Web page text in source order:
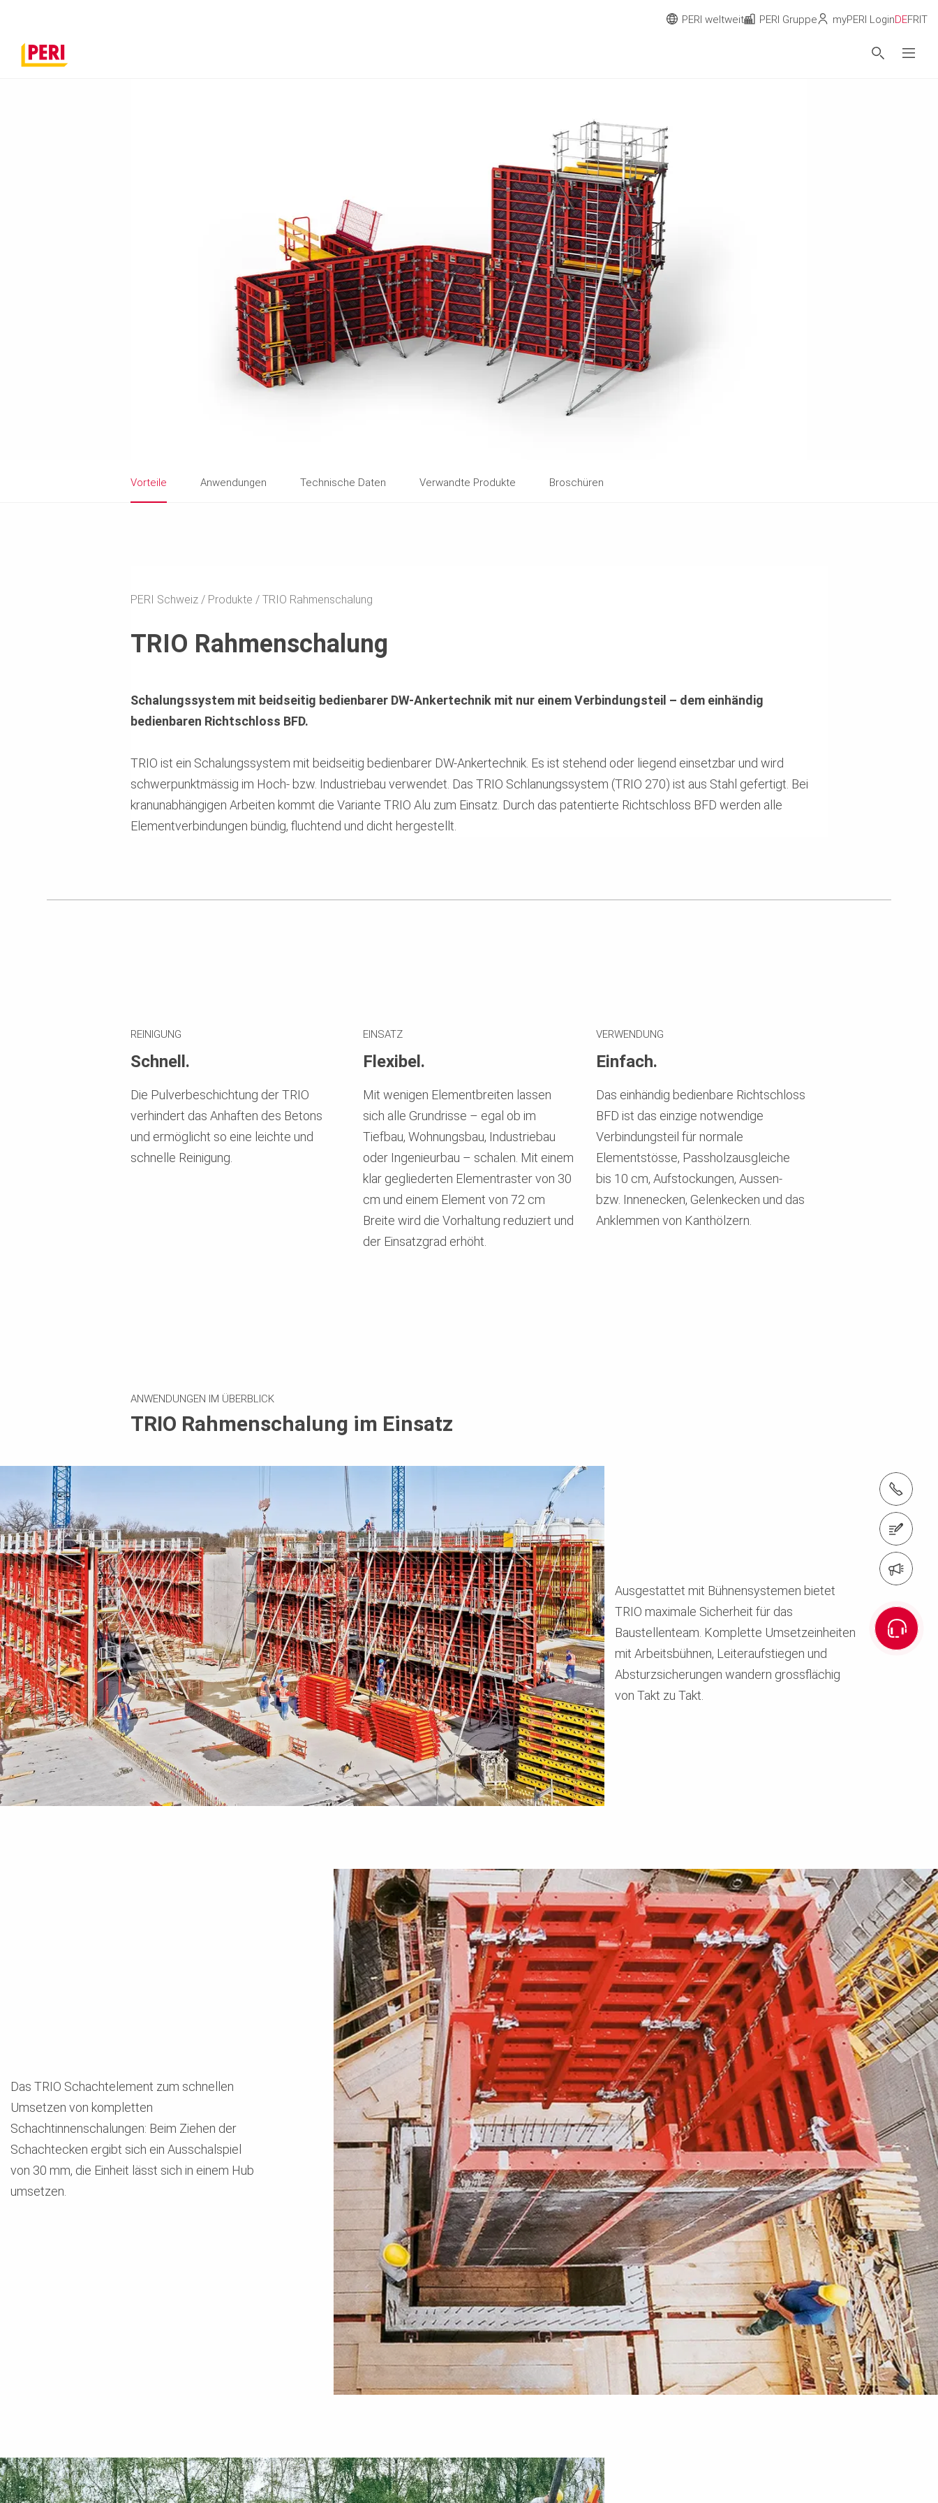
Vorteile Anwendungen Technische Daten Verwandte Produkte Broschüren
PERI Schweiz Produkte TRIO Rahmenschalung
TRIO Rahmenschalung
Schalungssystem mit beidseitig bedienbarer DW-Ankertechnik mit nur einem Verbindungsteil – dem einhändig
bedienbaren Richtschloss BFD.
TRIO ist ein Schalungssystem mit beidseitig bedienbarer DW-Ankertechnik. Es ist stehend oder liegend einsetzbar und wird
schwerpunktmässig im Hoch- bzw. Industriebau verwendet. Das TRIO Schlanungssystem (TRIO 270) ist aus Stahl gefertigt. Bei
kranunabhängigen Arbeiten kommt die Variante TRIO Alu zum Einsatz. Durch das patentierte Richtschloss BFD werden alle
Elementverbindungen bündig, fluchtend und dicht hergestellt.
REINIGUNG
Schnell.
Die Pulverbeschichtung der TRIO
verhindert das Anhaften des Betons
und ermöglicht so eine leichte und
schnelle Reinigung.
EINSATZ
Flexibel.
Mit wenigen Elementbreiten lassen
sich alle Grundrisse – egal ob im
Tiefbau, Wohnungsbau, Industriebau
oder Ingenieurbau – schalen. Mit einem
klar gegliederten Elementraster von 30
cm und einem Element von 72 cm
Breite wird die Vorhaltung reduziert und
der Einsatzgrad erhöht.
VERWENDUNG
Einfach.
Das einhändig bedienbare Richtschloss
BFD ist das einzige notwendige
Verbindungsteil für normale
Elementstösse, Passholzausgleiche
bis 10 cm, Aufstockungen, Aussen-
bzw. Innenecken, Gelenkecken und das
Anklemmen von Kanthölzern.
ANWENDUNGEN IM ÜBERBLICK
TRIO Rahmenschalung im Einsatz
Ausgestattet mit Bühnensystemen bietet
TRIO maximale Sicherheit für das
Baustellenteam. Komplette Umsetzeinheiten
mit Arbeitsbühnen, Leiteraufstiegen und
Absturzsicherungen wandern grossflächig
von Takt zu Takt.
Das TRIO Schachtelement zum schnellen
Umsetzen von kompletten
Schachtinnenschalungen: Beim Ziehen der
Schachtecken ergibt sich ein Ausschalspiel
von 30 mm, die Einheit lässt sich in einem Hub
umsetzen.
PERI weltweit PERI Gruppe myPERI LoginDEFRIT